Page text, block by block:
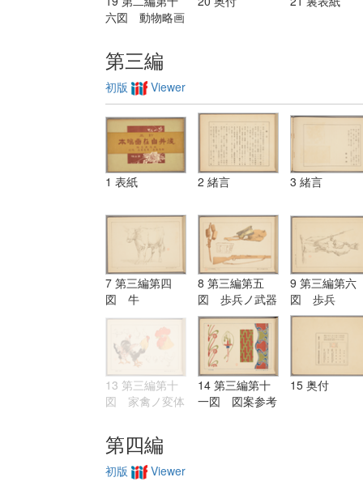
六図 動物略画
第三編
初版 Viewer
1 表紙 2 緒言 3 緒言
7 第三編第四
図 牛
8 第三編第五
図 歩兵ノ武器
装具写生
9 第三編第六
図 歩兵
13 第三編第十
図 家禽ノ変体
14 第三編第十
一図 図案参考
15 奥付
第四編
初版 Viewer